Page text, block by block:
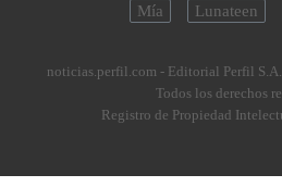
Mía
Lunateen
noticias.perfil.com - Editorial Perfil S.A.
Todos los derechos
Registro de Propiedad